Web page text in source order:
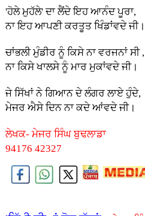
'ਹੋਲੇ ਮੁਹੱਲੇ' ਦਾ ਲੈਂਦੇ ਇਹ ਆਨੰਦ ਪੂਰਾ,
ਨਾ ਇਹ ਆਪਣੀ ਕਰਤੂਤ ਖਿੰਡਾਂਵਦੇ ਜੀ।
ਚਾਂਭਲੀ ਮੁੰਡੀਰ ਨੂੰ ਕਿਸੇ ਨਾ ਵਰਜਨਾਂ ਸੀ ,
ਨਾ ਕਿਸੇ ਖਾਲਸੇ ਨੂੰ ਮਾਰ ਮੁਕਾਂਵਦੇ ਜੀ।
ਜੇ ਸਿੱਖਾਂ ਨੇ ਗਿਆਨ ਦੇ ਲੰਗਰ ਲਾਏ ਹੁੰਦੇ,
ਮੇਜਰ ਐਸੇ ਦਿਨ ਨਾ ਕਦੇ ਆਂਵਦੇ ਜੀ।
ਲੇਖਕ- ਮੇਜਰ ਸਿੰਘ ਬੁਢਲਾਡਾ
94176 42327